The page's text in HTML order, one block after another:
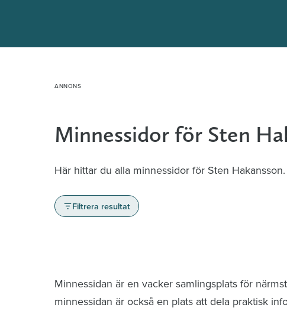
innehåll
Minnessidor för Sten
Här hittar du alla minnessidor för Sten Hakansson.
Filtrera resultat
Minnessidan är en vacker samlingsplats för
minnessidan är också en plats att dela praktisk